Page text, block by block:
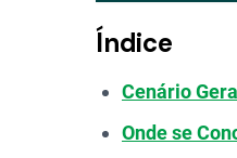
Índice
Cenário
Onde se